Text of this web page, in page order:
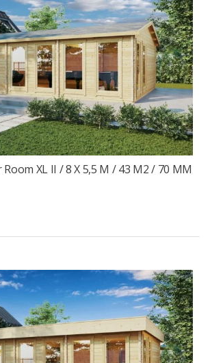
XL II / 8 X 5,5 M / 43 M2 / 70 MM